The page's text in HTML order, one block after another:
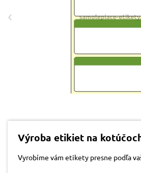
Výroba etikiet na
Vyrobíme vám etikety presne podľa